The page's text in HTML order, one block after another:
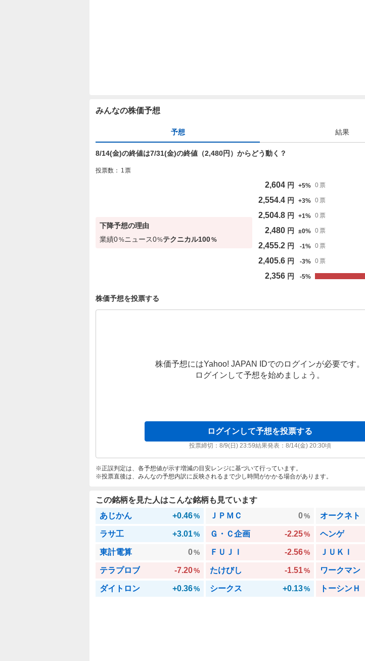
みんなの株価予想
予想 結果
8/14(金)の終値は7/31(金)の終値（2,480円）からどう動く？
投票数： 1 票
下降予想の理由
業績0%ニュース0%テクニカル100%
2,604 円 +5% 0 票
2,554.4 円 +3% 0 票
2,504.8 円 +1% 0 票
2,480 円 ±0% 0 票
2,455.2 円 -1% 0 票
2,405.6 円 -3% 0 票
2,356 円 -5%
株価予想を投票する
株価予想にはYahoo! JAPAN IDでのログインが必要です。
ログインして予想を始めましょう。
ログインして予想を投票する
投票締切： 8/9(日) 23:59結果発表： 8/14(金) 20:30頃
正誤判定は、各予想値が示す増減の目安レンジに基づいて行っています。
投票直後は、みんなの予想内訳に反映されるまで少し時間がかかる場合があります。
この銘柄を見た人はこんな銘柄も見ています
あじかん
+0.46% ＪＰＭＣ 0% オークネト
ラサ工 +3.01% Ｇ・Ｃ企画 -2.25% ヘンゲ
東計電算 0% ＦＵＪＩ -2.56% ＪＵＫＩ
テラプロブ -7.20% たけびし -1.51% ワークマン
ダイトロン +0.36% シークス +0.13% トーシンＨ